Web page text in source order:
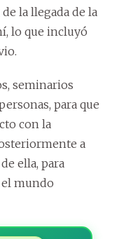
la llegada de la
lo que incluyó
seminarios
para que
con la
a
ella, para
el mundo